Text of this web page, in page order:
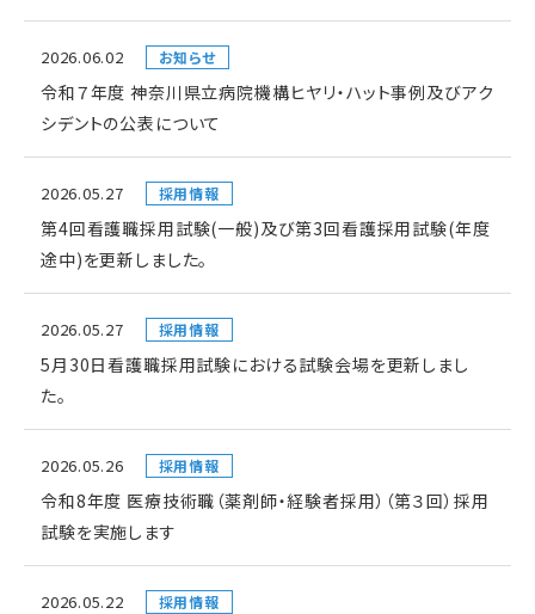
2026.06.02 お知らせ
令和７年度 神奈川県立病院機構ヒヤリ・ハット事例及びアク
シデントの公表について
2026.05.27 採用情報
第4回看護職採用試験(一般)及び第3回看護採用試験(年度
途中)を更新しました。
2026.05.27 採用情報
5月30日看護職採用試験における試験会場を更新しまし
た。
2026.05.26 採用情報
令和8年度 医療技術職（薬剤師・経験者採用）（第３回）採用
試験を実施します
2026.05.22 採用情報